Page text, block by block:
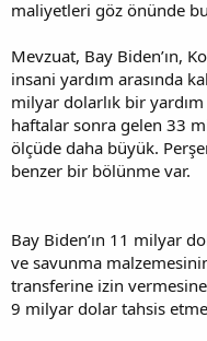
maliyetleri göz önünde
Mevzuat, Bay Biden’ın,
insani yardım arasında
milyar dolarlık bir
haftalar sonra gelen 33
ölçüde daha büyük.
benzer bir bölünme var.
Bay Biden’ın 11 milyar
ve savunma
transferine izin
9 milyar dolar tahsis